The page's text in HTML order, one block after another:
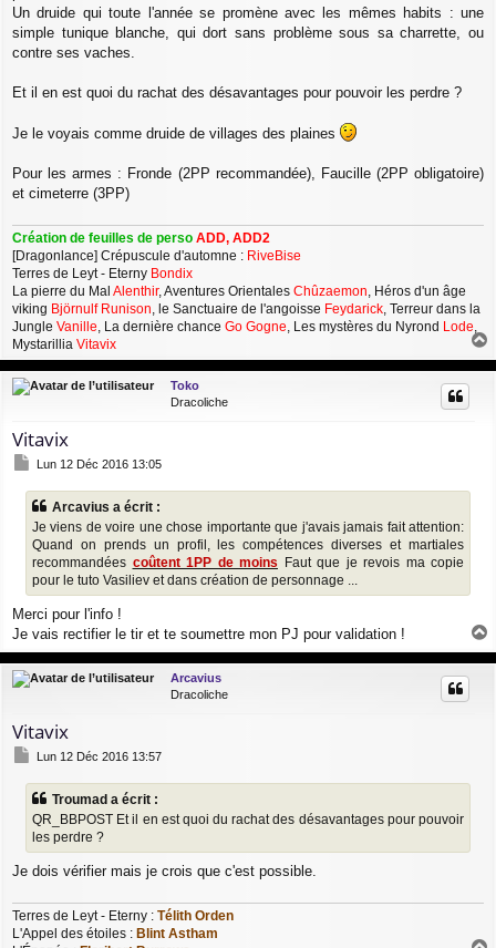
a
e
Un druide qui toute l'année se promène avec les mêmes habits : une
simple tunique blanche, qui dort sans problème sous sa charrette, ou
contre ses vaches.
Et il en est quoi du rachat des désavantages pour pouvoir les perdre ?
Je le voyais comme druide de villages des plaines
Pour les armes : Fronde (2PP recommandée), Faucille (2PP obligatoire)
et cimeterre (3PP)
Création de feuilles de perso ADD, ADD2
[Dragonlance] Crépuscule d'automne : RiveBise
Terres de Leyt - Eterny Bondix
La pierre du Mal Alenthir, Aventures Orientales Chûzaemon , Héros d'un âge
viking Björnulf Runison , le Sanctuaire de l'angoisse Feydarick , Terreur dans la
Jungle Vanille , La dernière chance Go Gogne , Les mystères du Nyrond Lode
Mystarillia Vitavix
u
Toko
Dracoliche
Vitavix
M
s
s
a
g
e
Lun 12 Déc 2016 13:05
Arcavius a écrit :
Je viens de voire une chose importante que j'avais jamais fait attention:
Quand on prends un profil, les compétences diverses et martiales
recommandées coûtent 1PP de moins Faut que je revois ma copie
pour le tuto Vasiliev et dans création de personnage ...
Merci pour l'info !
Je vais rectifier le tir et te soumettre mon PJ pour validation !
a
u
Arcavius
Dracoliche
Vitavix
M
s
s
a
g
e
Lun 12 Déc 2016 13:57
Troumad a écrit :
QR_BBPOST Et il en est quoi du rachat des désavantages pour pouvoir
les perdre ?
Je dois vérifier mais je crois que c'est possible.
Terres de Leyt - Eterny : Télith Orden
L'Appel des étoiles : Blint Astham